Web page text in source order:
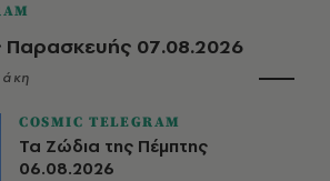
07.08.2026
COSMIC TELEGRAM
Τα Ζώδια της Πέμπτης
06.08.2026